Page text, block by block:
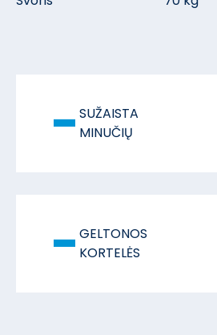
- SUŽAISTA
MINUČIŲ
- GELTONOS
KORTELĖS